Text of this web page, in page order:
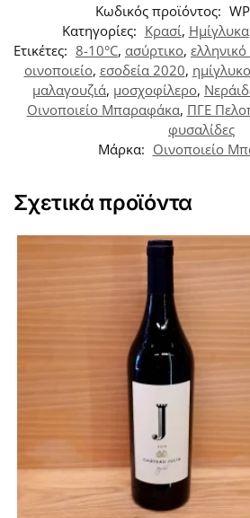
Κωδικός προϊόντος:
Κατηγορίες: Κρασί, Ημίγλυκα
Ετικέτες: 8-10°C, ασύρτικο,
οινοποιείο, εσοδεία 2020, ημίγλυκο
μαλαγουζιά, μοσχοφίλερο,
Οινοποιείο Μπαραφάκα, ΠΓΕ
φυσαλίδες
Μάρκα: Οινοποιείο
Σχετικά προϊόντα